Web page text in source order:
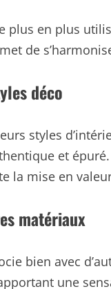
plus en plus
de
déco
styles
et
la mise en
matériaux
bien avec
une